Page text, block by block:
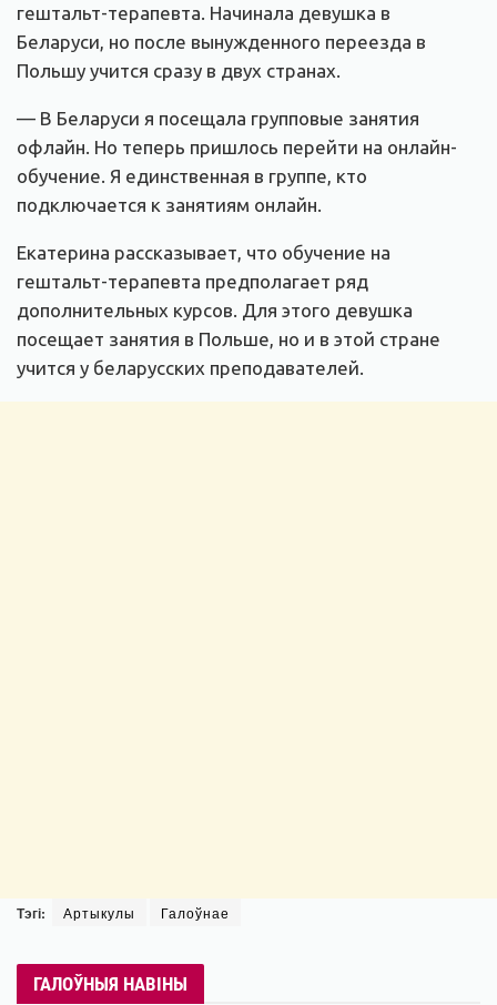
гештальт-терапевта. Начинала девушка в
Беларуси, но после вынужденного переезда в
Польшу учится сразу в двух странах.
— В Беларуси я посещала групповые занятия
офлайн. Но теперь пришлось перейти на онлайн-
обучение. Я единственная в группе, кто
подключается к занятиям онлайн.
Екатерина рассказывает, что обучение на
гештальт-терапевта предполагает ряд
дополнительных курсов. Для этого девушка
посещает занятия в Польше, но и в этой стране
учится у беларусских преподавателей.
Тэгі: Артыкулы Галоўнае
ГАЛОЎНЫЯ НАВІНЫ